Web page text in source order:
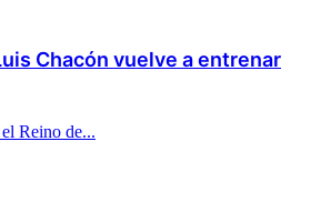
Chacón vuelve a entrenar
Reino de...